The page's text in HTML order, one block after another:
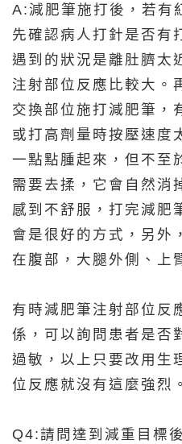
A:減肥筆施打後，若有
先確認病人打針是否有
遇到的狀況是離肚臍太
注射部位反應比較大。
交換部位施打減肥筆，
或打高劑量時按壓速度
一點點腫起來，但不至
需要去揉，它會自然消
感到不舒服，打完減肥
會是很好的方式，另外
在腹部，大腿外側、上
有時減肥筆注射部位反
係，可以詢問患者是否
過敏，以上只要改用生
位反應就沒有這麼強烈。
Q4:請問達到減重目標